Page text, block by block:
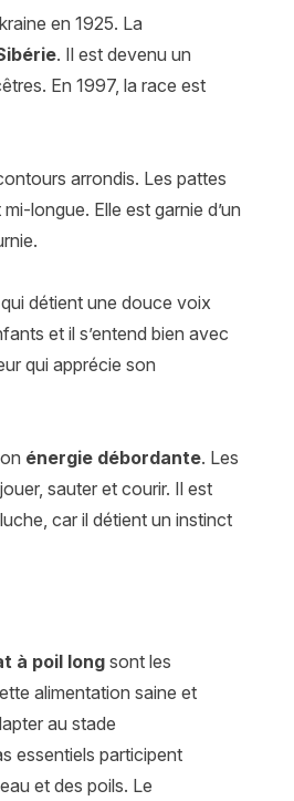
en 1925. La
. Il est devenu un
En 1997, la race est
arrondis. Les pattes
longue. Elle est garnie d’un
qui détient une douce voix
et il s’entend bien avec
qui apprécie son
énergie débordante. Les
sauter et courir. Il est
car il détient un instinct
à poil longsont les
alimentation saine et
au stade
essentiels participent
et des poils. Le